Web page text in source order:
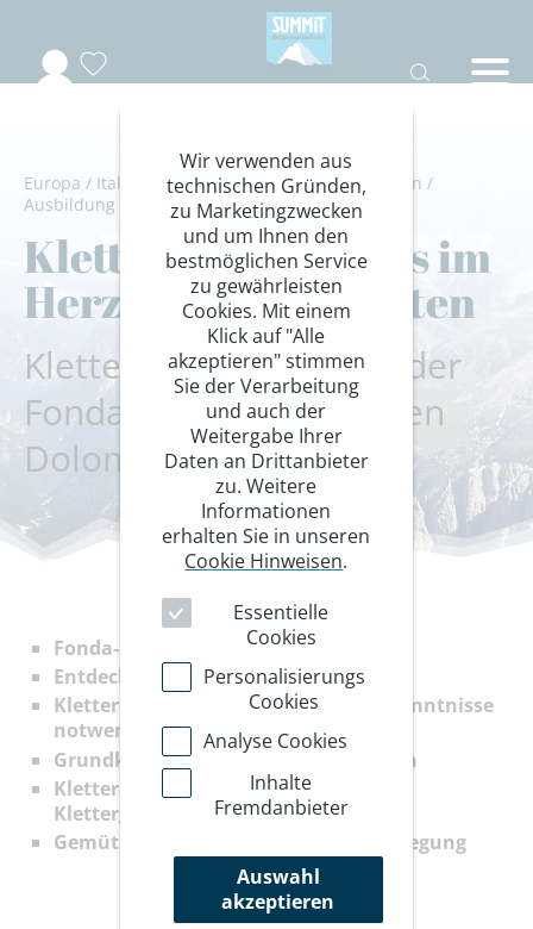
Europa / Italien Südtirol/Dolomiten-Drei Zinnen /
Ausbildung
Kletterkurse
Klettern Grundkurs im
Herzen der Dolomiten
Kletterkurs Level 1 auf der
Fonda-Savio-Hütte in den
Dolomiten
Fonda-Savio-Hütte
Entdecken Sie Ihre Felsleidenschaft
Kletterkurs für Anfänger, keine Vorkenntnisse
notwendig
Grundkurs im Fels bei den Drei Zinnen
Kletterausbildung in hüttennahen
Klettergärten
Gemütliche Hütte, erstklassige Verpflegung
Wir verwenden aus
technischen Gründen,
zu Marketingzwecken
und um Ihnen den
bestmöglichen Service
zu gewährleisten
Cookies. Mit einem
Klick auf "Alle
akzeptieren" stimmen
Sie der Verarbeitung
und auch der
Weitergabe Ihrer
Daten an Drittanbieter
zu. Weitere
Informationen
erhalten Sie in unseren
Cookie Hinweisen.
Essentielle
Cookies
Personalisierungs
Cookies
Analyse Cookies
Inhalte
Fremdanbieter
Auswahl
akzeptieren